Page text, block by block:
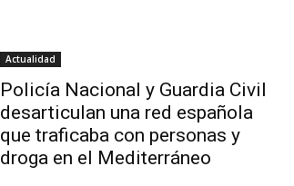
Actualidad
Policía Nacional y Guardia Civil
desarticulan una red española
que traficaba con personas y
droga en el Mediterráneo